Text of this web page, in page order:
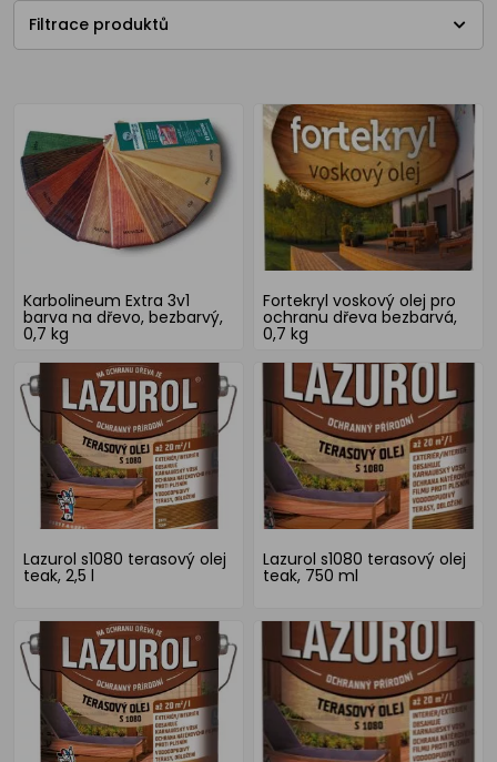
Filtrace produktů
Karbolineum Extra 3v1
barva na dřevo, bezbarvý,
0,7 kg
Fortekryl voskový olej pro
ochranu dřeva bezbarvá,
0,7 kg
Lazurol s1080 terasový olej
teak, 2,5 l
Lazurol s1080 terasový olej
teak, 750 ml